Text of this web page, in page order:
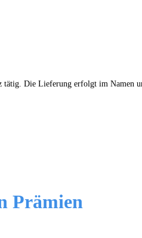
tätig. Die Lieferung erfolgt im Namen
Prämien